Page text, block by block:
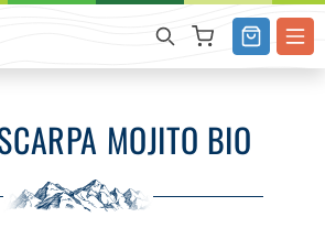
MOJITO BIO